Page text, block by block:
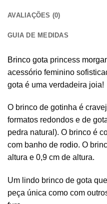
AVALIAÇÕES (0)
GUIA DE MEDIDAS
Brinco gota princess
acessório feminino
gota é uma verdadeira joia!
O brinco de gotinha é
formatos redondos e de
pedra natural). O brinco é
com banho de rodio. O
altura e 0,9 cm de altura.
Um lindo brinco de gota
peça única como com